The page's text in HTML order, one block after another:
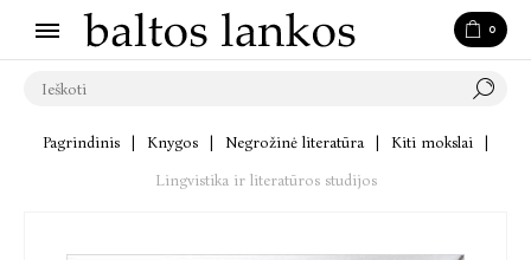
0
Pagrindinis Knygos Negrožinė literatūra Kiti mokslai
Lingvistika ir literatūros studijos